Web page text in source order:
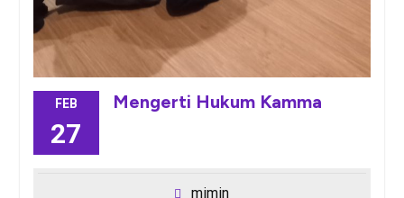
FEB
27
Mengerti Hukum Kamma
mimin